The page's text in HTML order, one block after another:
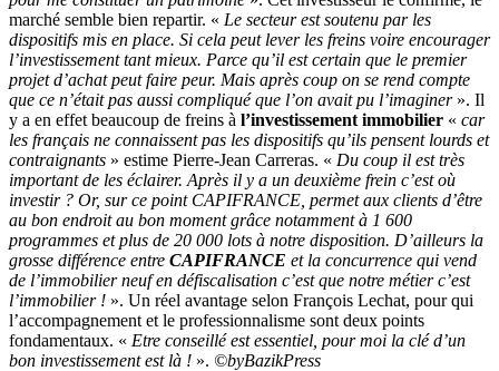
marché semble bien repartir. « Le secteur est soutenu par les
dispositifs mis en place. Si cela peut lever les freins voire encourager
l’investissement tant mieux. Parce qu’il est certain que le premier
projet d’achat peut faire peur. Mais après coup on se rend compte
que ce n’était pas aussi compliqué que l’on avait pu l’imaginer». Il
y a en effet beaucoup de freins à l’investissement immobilier « car
les français ne connaissent pas les dispositifs qu’ils pensent lourds et
contraignants » estime Pierre-Jean Carreras. « Du coup il est très
important de les éclairer. Après il y a un deuxième frein c’est où
investir ? Or, sur ce point CAPIFRANCE, permet aux clients d’être
au bon endroit au bon moment grâce notamment à 1 600
programmes et plus de 20 000 lots à notre disposition. D’ailleurs la
grosse différence entre CAPIFRANCE et la concurrence qui vend
de l’immobilier neuf en défiscalisation c’est que notre métier c’est
l’immobilier ! ». Un réel avantage selon François Lechat, pour qui
l’accompagnement et le professionnalisme sont deux points
fondamentaux. « Etre conseillé est essentiel, pour moi la clé d’un
bon investissement est là ! ». ©byBazikPress